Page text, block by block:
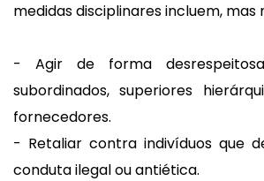
medidas disciplinares incluem, mas
- Agir de forma
subordinados, superiores
fornecedores.
- Retaliar contra indivíduos que
conduta ilegal ou antiética.